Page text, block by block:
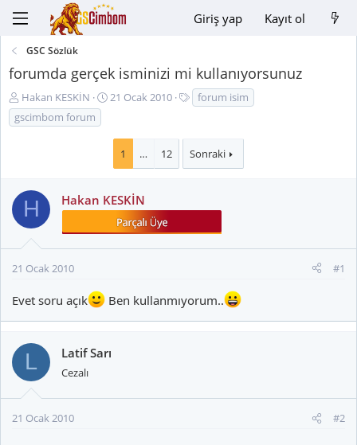
Giriş yap Kayıt ol
GSC Sözlük
forumda gerçek isminizi mi kullanıyorsunuz
K
o
n
B
ş
t
n
Hakan KESKİN
B
ı
t
h
i
21 Ocak 2010
t
e
e
forum isim
gscimbom forum
1 … 12 Sonraki
H Hakan KESKİN
21 Ocak 2010 #1
Evet soru açık Ben kullanmıyorum..
L Latif Sarı
Cezalı
21 Ocak 2010 #2